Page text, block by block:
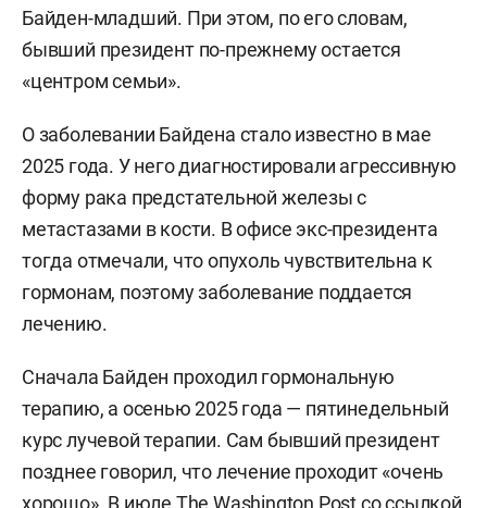
Байден-младший. При этом, по его словам,
бывший президент по-прежнему остается
«центром семьи».
О заболевании Байдена стало известно в мае
2025 года. У него диагностировали агрессивную
форму рака предстательной железы с
метастазами в кости. В офисе экс-президента
тогда отмечали, что опухоль чувствительна к
гормонам, поэтому заболевание поддается
лечению.
Сначала Байден проходил гормональную
терапию, а осенью 2025 года — пятинедельный
курс лучевой терапии. Сам бывший президент
позднее говорил, что лечение проходит «очень